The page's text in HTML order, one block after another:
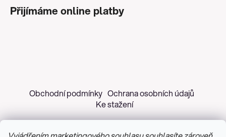
Přijímáme online platby
Obchodní podmínky Ochrana osobních údajů
Ke stažení